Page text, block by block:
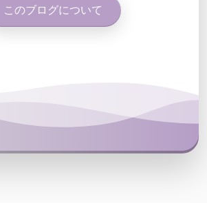
このブログについて